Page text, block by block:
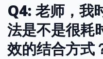
Q4: 老师，我
法是不是很耗
效的结合方式